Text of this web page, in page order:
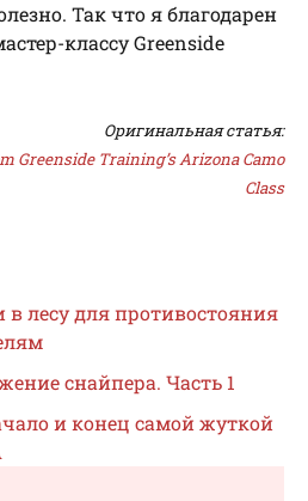
Так что я благодарен
классу Greenside
Оригинальная статья:
Greenside Training’s Arizona Camo
Class
лесу для противостояния
снайпера. Часть 1
и конец самой жуткой